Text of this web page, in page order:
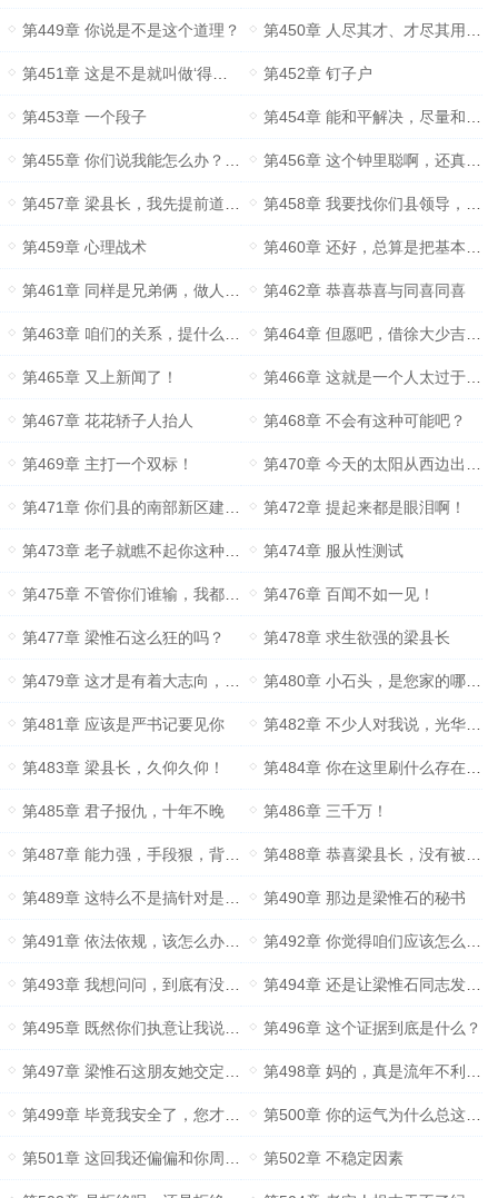
第449章 你说是不是这个道理？ 第450章 人尽其才、才尽其用、用有所成……
第451章 这是不是就叫做‘得道者多助’？ 第452章 钉子户
第453章 一个段子 第454章 能和平解决，尽量和平解决
第455章 你们说我能怎么办？我也很无奈啊！ 第456章 这个钟里聪啊，还真是个聪明人
第457章 梁县长，我先提前道声恭喜啊！ 第458章 我要找你们县领导，找你们梁书记！
第459章 心理战术 第460章 还好，总算是把基本补偿保住了！
第461章 同样是兄弟俩，做人的差距怎么就这么大呢？ 第462章 恭喜恭喜与同喜同喜
第463章 咱们的关系，提什么人情不人情的 第464章 但愿吧，借徐大少吉言！
第465章 又上新闻了！ 第466章 这就是一个人太过于优秀，所需要付出的代价！
第467章 花花轿子人抬人 第468章 不会有这种可能吧？
第469章 主打一个双标！ 第470章 今天的太阳从西边出来了！
第471章 你们县的南部新区建设项目，现在进展到哪一步了？ 第472章 提起来都是眼泪啊！
第473章 老子就瞧不起你这种小丑！ 第474章 服从性测试
第475章 不管你们谁输，我都是赢！ 第476章 百闻不如一见！
第477章 梁惟石这么狂的吗？ 第478章 求生欲强的梁县长
第479章 这才是有着大志向，一心干大事的人啊！ 第480章 小石头，是您家的哪个晚辈？
第481章 应该是严书记要见你 第482章 不少人对我说，光华县的梁惟石同志了不得
第483章 梁县长，久仰久仰！ 第484章 你在这里刷什么存在感？
第485章 君子报仇，十年不晚 第486章 三千万！
第487章 能力强，手段狠，背景深，八字硬 第488章 恭喜梁县长，没有被金钱所击倒
第489章 这特么不是搞针对是什么？ 第490章 那边是梁惟石的秘书
第491章 依法依规，该怎么办就怎么办吧！ 第492章 你觉得咱们应该怎么做？
第493章 我想问问，到底有没有这样的事情？ 第494章 还是让梁惟石同志发言比较合适！
第495章 既然你们执意让我说，那我可就不客气了 第496章 这个证据到底是什么？
第497章 梁惟石这朋友她交定了！ 第498章 妈的，真是流年不利啊！
第499章 毕竟我安全了，您才能安全！ 第500章 你的运气为什么总这么好？
第501章 这回我还偏偏和你周旋到底了 第502章 不稳定因素